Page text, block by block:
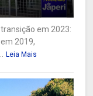
em 2023:
2019,
Leia Mais